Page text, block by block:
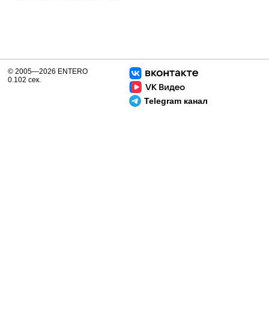
Telegram канал
© 2005—2026 ENTERO
0.102 сек.